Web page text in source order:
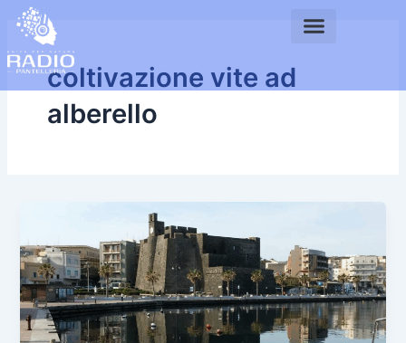
contenuto
coltivazione vite ad
alberello